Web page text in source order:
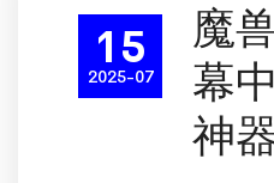
15
2025-07
魔
幕
神